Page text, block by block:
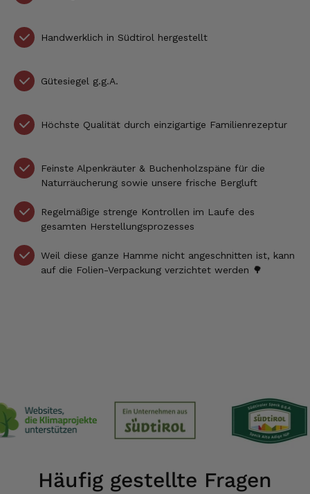
Handwerklich in Südtirol hergestellt
Gütesiegel g.g.A.
Höchste Qualität durch einzigartige Familienrezeptur
Feinste Alpenkräuter & Buchenholzspäne für die
Naturräucherung sowie unsere frische Bergluft
Regelmäßige strenge Kontrollen im Laufe des
gesamten Herstellungsprozesses
Weil diese ganze Hamme nicht angeschnitten ist, kann
auf die Folien-Verpackung verzichtet werden 🌳
Häufig gestellte Fragen